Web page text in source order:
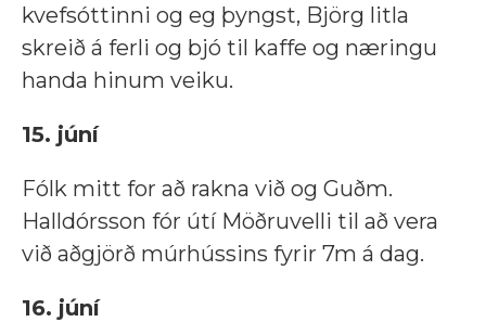
kvefsóttinni og eg þyngst, Björg litla
skreið á ferli og bjó til kaffe og næringu
handa hinum veiku.
15. júní
Fólk mitt for að rakna við og Guðm.
Halldórsson fór útí Möðruvelli til að vera
við aðgjörð múrhússins fyrir 7m á dag.
16. júní